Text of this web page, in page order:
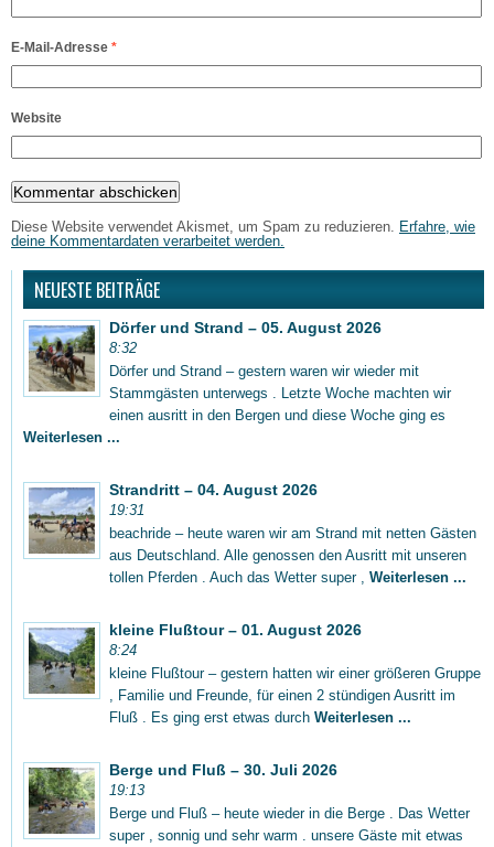
E-Mail-Adresse *
Website
Diese Website verwendet Akismet, um Spam zu reduzieren. Erfahre, wie
deine Kommentardaten verarbeitet werden.
NEUESTE BEITRÄGE
Dörfer und Strand – 05. August 2026
8:32
Dörfer und Strand – gestern waren wir wieder mit
Stammgästen unterwegs . Letzte Woche machten wir
einen ausritt in den Bergen und diese Woche ging es
Weiterlesen ...
Strandritt – 04. August 2026
19:31
beachride – heute waren wir am Strand mit netten Gästen
aus Deutschland. Alle genossen den Ausritt mit unseren
tollen Pferden . Auch das Wetter super , Weiterlesen ...
kleine Flußtour – 01. August 2026
8:24
kleine Flußtour – gestern hatten wir einer größeren Gruppe
, Familie und Freunde, für einen 2 stündigen Ausritt im
Fluß . Es ging erst etwas durch Weiterlesen ...
Berge und Fluß – 30. Juli 2026
19:13
Berge und Fluß – heute wieder in die Berge . Das Wetter
super , sonnig und sehr warm . unsere Gäste mit etwas